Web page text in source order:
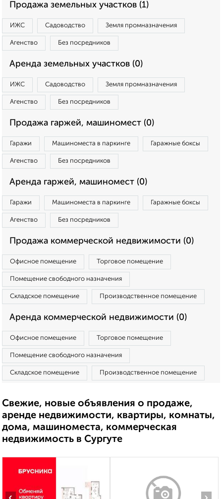
Продажа земельных участков (1)
ИЖС Садоводство Земля промназначения
Агенство Без посредников
Аренда земельных участков (0)
ИЖС Садоводство Земля промназначения
Агенство Без посредников
Продажа гаржей, машиномест (0)
Гаражи Машиноместа в паркинге Гаражные боксы
Агенство Без посредников
Аренда гаржей, машиномест (0)
Гаражи Машиноместа в паркинге Гаражные боксы
Агенство Без посредников
Продажа коммерческой недвижимости (0)
Офисное помещение Торговое помещение
Помещение свободного назначения
Складское помещение Производственное помещение
Аренда коммерческой недвижимости (0)
Офисное помещение Торговое помещение
Помещение свободного назначения
Складское помещение Производственное помещение
Свежие, новые объявления о продаже,
аренде недвижимости, квартиры, комнаты,
дома, машиноместа, коммерческая
недвижимость в Сургуте